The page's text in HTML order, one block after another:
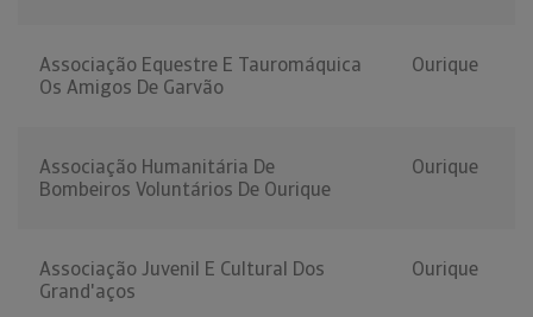
Associação Equestre E Tauromáquica
Os Amigos De Garvão
Ourique
Associação Humanitária De
Bombeiros Voluntários De Ourique
Ourique
Associação Juvenil E Cultural Dos
Grand'aços
Ourique